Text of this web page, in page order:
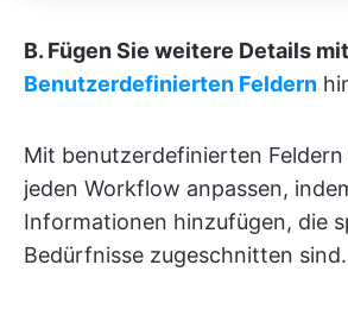
B. Fügen Sie weitere Details mit
Benutzerdefinierten Feldern
Mit benutzerdefinierten Feldern
jeden Workflow anpassen,
Informationen hinzufügen, die
Bedürfnisse zugeschnitten sind.